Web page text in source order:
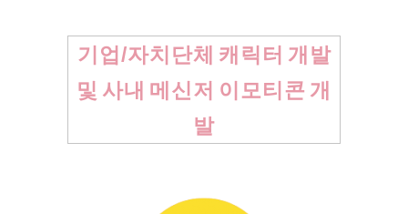
기업/자치단체 캐릭터 개발
및 사내 메신저 이모티콘 개
발